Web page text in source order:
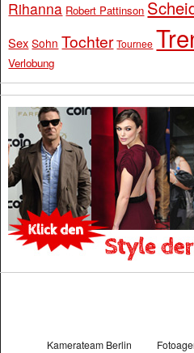
Rihanna Robert Pattinson
Sex Sohn Tochter Tournee
Verlobung
Kamerateam Berlin